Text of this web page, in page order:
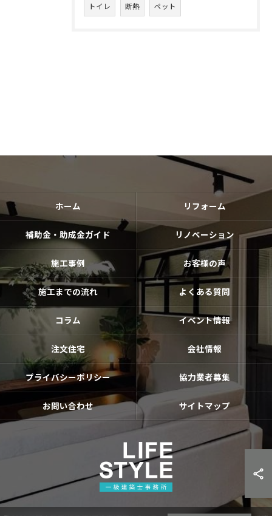
トイレ 断熱 ペット
ホーム リフォーム
補助金・助成金ガイド リノベーション
施工事例 お客様の声
施工までの流れ よくある質問
コラム イベント情報
注文住宅 会社情報
プライバシーポリシー 協力業者募集
お問い合わせ サイトマップ